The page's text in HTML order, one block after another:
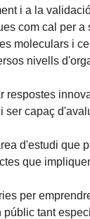
i a la
com cal per
moleculars i
nivells
capaç
d'estudi
que
per
tant